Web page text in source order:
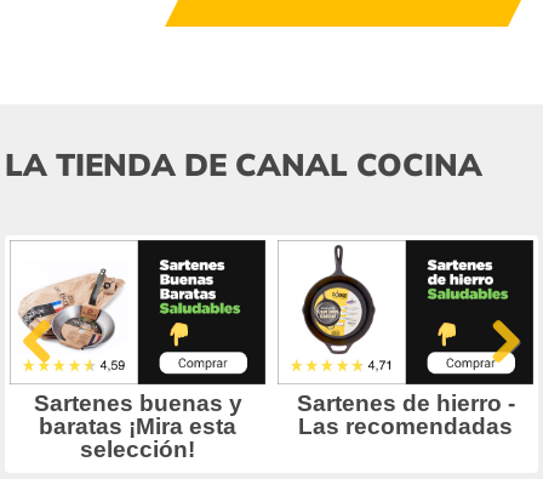
LA TIENDA DE CANAL COCINA